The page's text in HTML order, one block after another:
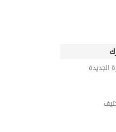
الجديدة